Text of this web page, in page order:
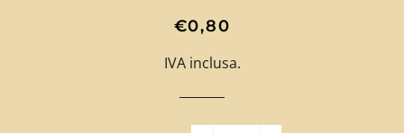
Prezzo
listino
Prezzo
€0,80
IVA inclusa.